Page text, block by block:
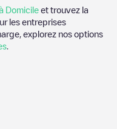
Domicile et trouvez la
les entreprises
explorez nos options